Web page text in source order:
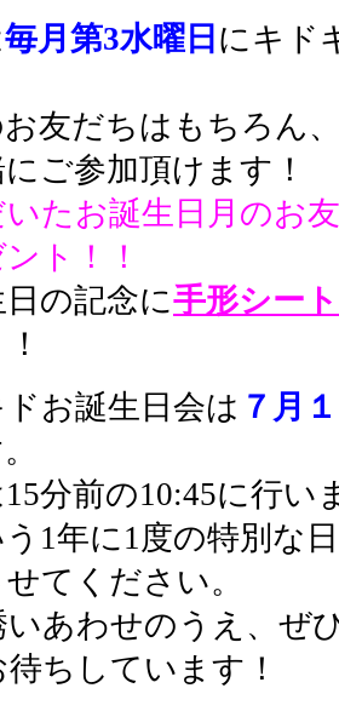
毎月第3水曜日 にキド
友だちはもちろん
ご参加頂けます！
たお誕生日月のお
ト！！
の記念に手形シート
お誕生日会は ７月
分前の10:45に行い
1年に1度の特別な
てください。
あわせのうえ、ぜ
ちしています！